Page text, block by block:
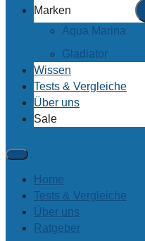
Marken
Aqua Marina
Gladiator
Wissen
Tests & Vergleiche
Über uns
Sale
Home
Tests & Vergleiche
Über uns
Ratgeber